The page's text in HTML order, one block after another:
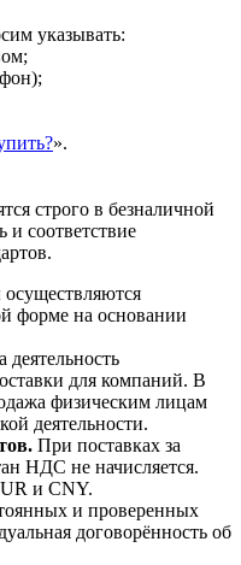
указывать:
».
строго в безналичной
и соответствие
осуществляются
форме на основании
деятельность
для компаний. В
физическим лицам
деятельности.
При поставках за
НДС не начисляется.
и CNY.
и проверенных
договорённость об